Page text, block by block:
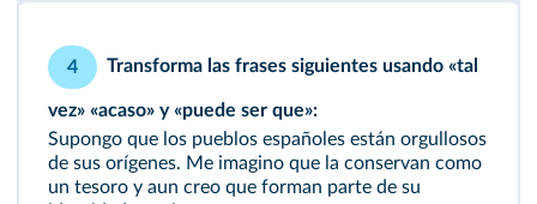
4 Transforma las frases siguientes usando «tal
vez» «acaso» y «puede ser que»:
Supongo que los pueblos españoles están orgullosos
de sus orígenes. Me imagino que la conservan como
un tesoro y aun creo que forman parte de su